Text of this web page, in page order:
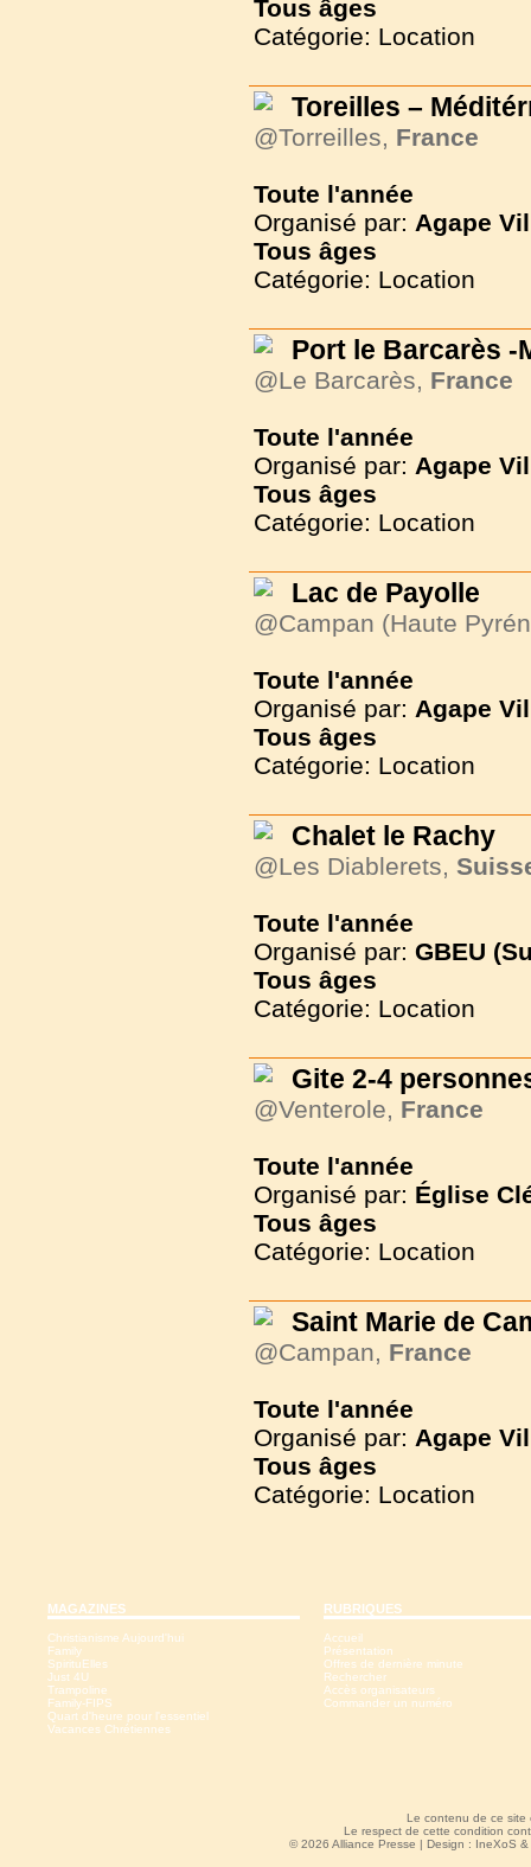
Tous âges
Catégorie: Location
Toreilles –
@Torreilles, France
Toute l'année
Organisé par: Agape
Tous âges
Catégorie: Location
Port le Barcarès -
@Le Barcarès, France
Toute l'année
Organisé par: Agape
Tous âges
Catégorie: Location
Lac de Payolle
@Campan (Haute
Toute l'année
Organisé par: Agape
Tous âges
Catégorie: Location
Chalet le Rachy
@Les Diablerets,
Toute l'année
Organisé par: GBEU
Tous âges
Catégorie: Location
Gite 2-4
@Venterole, France
Toute l'année
Organisé par: Église
Tous âges
Catégorie: Location
Saint Marie de
@Campan, France
Toute l'année
Organisé par: Agape
Tous âges
Catégorie: Location
MAGAZINES
Christianisme Aujourd'hui
Family
SpirituElles
Just 4U
Trampoline
Family-FIPS
Quart d'heure pour l'essentiel
Vacances Chrétiennes
RUBRIQUES
Accueil
Présentation
Offres de dernière minute
Rechercher
Accès organisateurs
Commander un numéro
Le contenu de ce site
Le respect de cette condition
© 2026 Alliance Presse | Design : IneXoS &